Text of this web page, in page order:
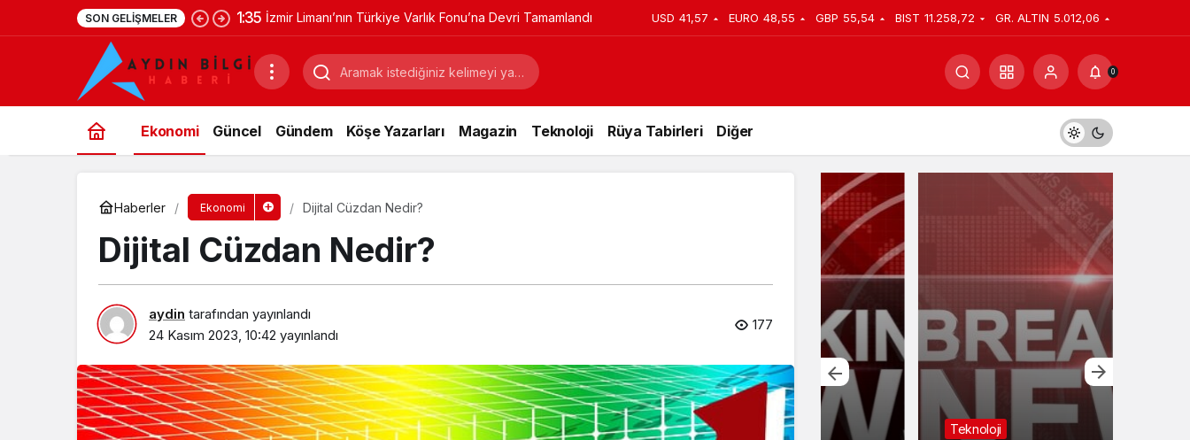
SON GELIŞMELER 1:35 İzmir Limanı’nın Türkiye Varlık Fonu’na Devri Tamamlandı USD 41,57 EURO 48,55 GBP 55,54 BIST 11.258,72 GR. ALTIN 5.012,06
0
Ekonomi Güncel Gündem Köşe Yazarları Magazin Teknoloji Rüya Tabirleri Diğer
Haberler Ekonomi Dijital Cüzdan Nedir?
Dijital Cüzdan Nedir?
aydin tarafından yayınlandı
24 Kasım 2023, 10:42 yayınlandı
177
Teknoloji